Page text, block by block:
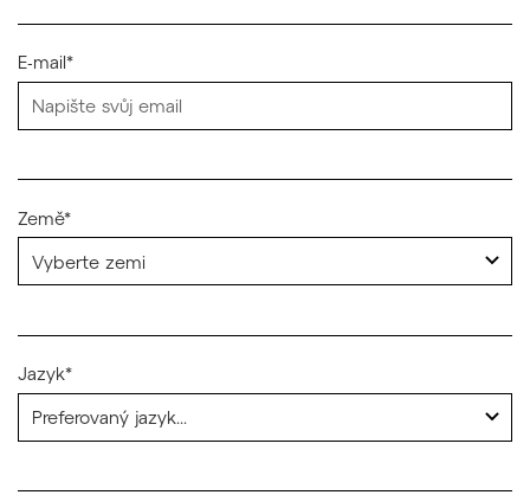
E-mail*
Země*
Jazyk*